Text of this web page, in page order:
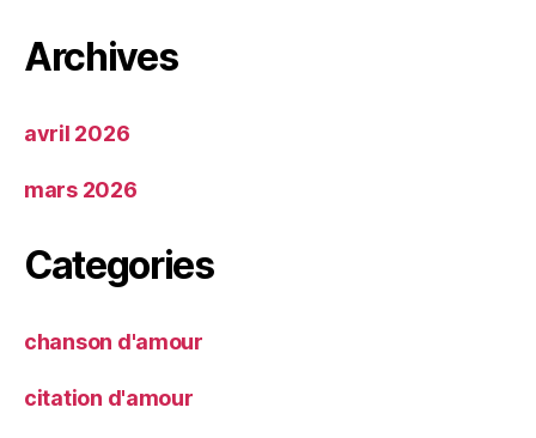
Archives
avril 2026
mars 2026
Categories
chanson d'amour
citation d'amour